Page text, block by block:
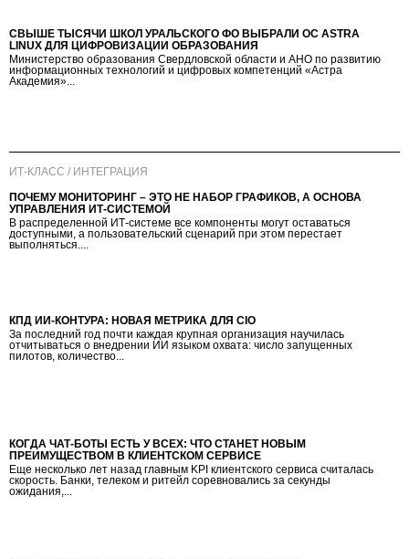
СВЫШЕ ТЫСЯЧИ ШКОЛ УРАЛЬСКОГО ФО ВЫБРАЛИ ОС ASTRA
LINUX ДЛЯ ЦИФРОВИЗАЦИИ ОБРАЗОВАНИЯ
Министерство образования Свердловской области и АНО по развитию
информационных технологий и цифровых компетенций «Астра
Академия»...
ИТ-КЛАСС / ИНТЕГРАЦИЯ
ПОЧЕМУ МОНИТОРИНГ – ЭТО НЕ НАБОР ГРАФИКОВ, А ОСНОВА
УПРАВЛЕНИЯ ИТ-СИСТЕМОЙ
В распределенной ИТ-системе все компоненты могут оставаться
доступными, а пользовательский сценарий при этом перестает
выполняться....
КПД ИИ-КОНТУРА: НОВАЯ МЕТРИКА ДЛЯ CIO
За последний год почти каждая крупная организация научилась
отчитываться о внедрении ИИ языком охвата: число запущенных
пилотов, количество...
КОГДА ЧАТ-БОТЫ ЕСТЬ У ВСЕХ: ЧТО СТАНЕТ НОВЫМ
ПРЕИМУЩЕСТВОМ В КЛИЕНТСКОМ СЕРВИСЕ
Еще несколько лет назад главным KPI клиентского сервиса считалась
скорость. Банки, телеком и ритейл соревновались за секунды
ожидания,...